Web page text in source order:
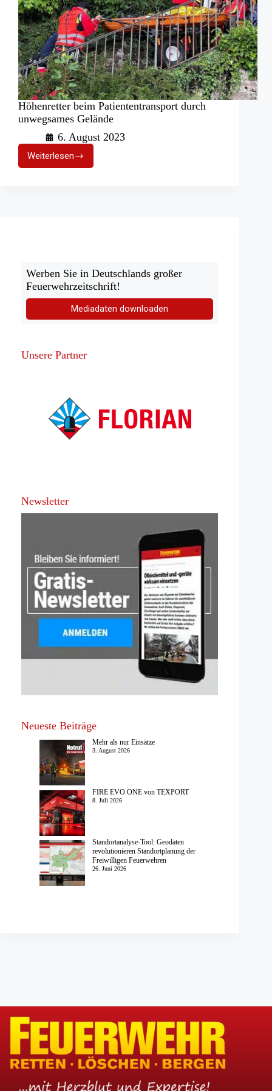
Höhenretter beim Patiententransport durch
unwegsames Gelände
6. August 2023
WeiterlesenHöhenretter
beim
Werben Sie in Deutschlands großer
Feuerwehrzeitschrift!
Mediadaten downloaden
Unsere Partner
Newsletter
Neueste Beiträge
Mehr als nur Einsätze
3. August 2026
FIRE EVO ONE von TEXPORT
8. Juli 2026
Standortanalyse-Tool: Geodaten
revolutionieren Standortplanung der
Freiwilligen Feuerwehren
26. Juni 2026